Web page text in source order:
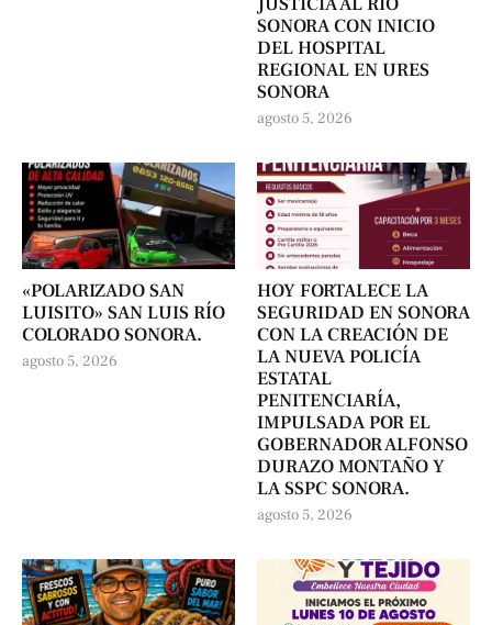
SONORA CON INICIO
DEL HOSPITAL
REGIONAL EN URES
SONORA
agosto 5, 2026
«POLARIZADO SAN
LUISITO» SAN LUIS RÍO
COLORADO SONORA.
agosto 5, 2026
HOY FORTALECE LA
SEGURIDAD EN SONORA
CON LA CREACIÓN DE
LA NUEVA POLICÍA
ESTATAL
PENITENCIARÍA,
IMPULSADA POR EL
GOBERNADOR ALFONSO
DURAZO MONTAÑO Y
LA SSPC SONORA.
agosto 5, 2026